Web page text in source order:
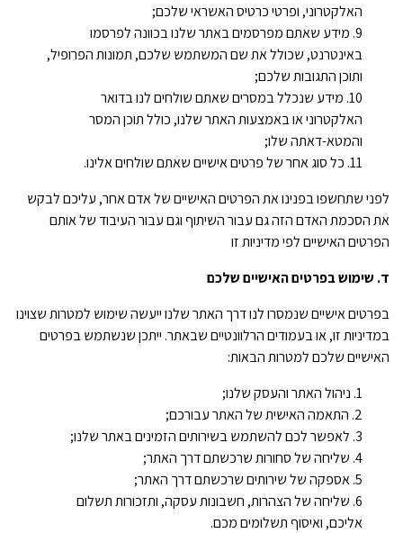
האלקטרוני, ופרטי כרטיס האשראי שלכם;
מידע שאתם מפרסמים באתר שלנו בכוונה לפרסמו
באינטרנט, שכולל את שם המשתמש שלכם, תמונות הפרופיל,
ותוכן התגובות שלכם;
מידע שנכלל במסרים שאתם שולחים לנו בדואר
האלקטרוני או באמצעות האתר שלנו, כולל תוכן המסר
והמטא-דאתה שלו;
כל סוג אחר של פרטים אישיים שאתם שולחים אלינו.
לפני שתחשפו בפנינו את הפרטים האישיים של אדם אחר, עליכם לבקש
את הסכמת האדם הזה גם עבור השיתוף וגם עבור העיבוד של אותם
הפרטים האישיים לפי מדיניות זו
ד. שימוש בפרטים האישיים שלכם
בפרטים אישיים שנמסרו לנו דרך האתר שלנו ייעשה שימוש למטרות שצוינו
במדיניות זו, או בעמודים הרלוונטיים שבאתר. ייתכן שנשתמש בפרטים
האישיים שלכם למטרות הבאות:
ניהול האתר והעסק שלנו;
התאמה האישית של האתר עבורכם;
לאפשר לכם להשתמש בשירותים הזמינים באתר שלנו;
שליחה של סחורות שרכשתם דרך האתר;
אספקה של שירותים שרכשתם דרך האתר;
שליחה של הצהרות, חשבונות עסקה, ותזכורות תשלום
אליכם, ואיסוף תשלומים מכם.